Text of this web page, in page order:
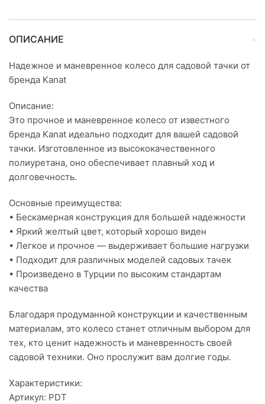
ОПИСАНИЕ
Надежное и маневренное колесо для садовой тачки от
бренда Kanat
Описание:
Это прочное и маневренное колесо от известного
бренда Kanat идеально подходит для вашей садовой
тачки. Изготовленное из высококачественного
полиуретана, оно обеспечивает плавный ход и
долговечность.
Основные преимущества:
• Бескамерная конструкция для большей надежности
• Яркий желтый цвет, который хорошо виден
• Легкое и прочное — выдерживает большие нагрузки
• Подходит для различных моделей садовых тачек
• Произведено в Турции по высоким стандартам
качества
Благодаря продуманной конструкции и качественным
материалам, это колесо станет отличным выбором для
тех, кто ценит надежность и маневренность своей
садовой техники. Оно прослужит вам долгие годы.
Характеристики:
Артикул: PDT